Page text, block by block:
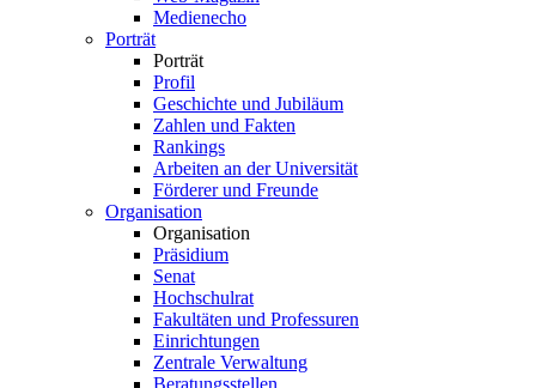
Medienecho
Porträt
Porträt
Profil
Geschichte und Jubiläum
Zahlen und Fakten
Rankings
Arbeiten an der Universität
Förderer und Freunde
Organisation
Organisation
Präsidium
Senat
Hochschulrat
Fakultäten und Professuren
Einrichtungen
Zentrale Verwaltung
Beratungsstellen